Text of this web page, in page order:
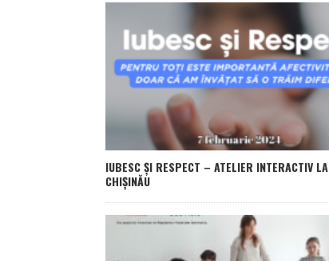
IUBESC ȘI RESPECT – ATELIER INTERACTIV LA
CHIȘINĂU